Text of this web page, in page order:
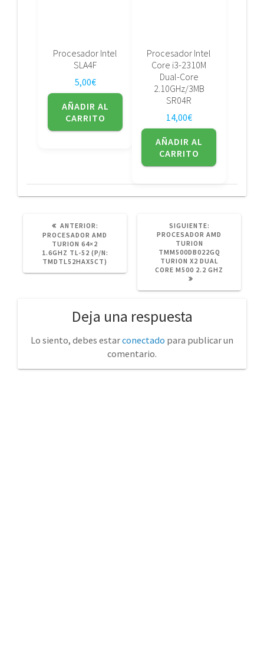
Procesador Intel
SLA4F
5,00€
AÑADIR AL
CARRITO
Procesador Intel
Core i3-2310M
Dual-Core
2.10GHz/3MB
SR04R
14,00€
AÑADIR AL
CARRITO
ANTERIOR:
ANTERIOR:
PROCESADOR AMD
TURION 64×2
1.6GHZ TL-52 (P/N:
TMDTL52HAX5CT)
SIGUIENTE:
POST:
PROCESADOR AMD
TURION
TMM500DB022GQ
TURION X2 DUAL
CORE M500 2.2 GHZ
Deja una respuesta
Lo siento, debes estarconectado para publicar un
comentario.